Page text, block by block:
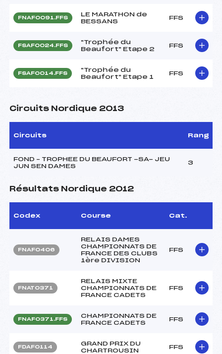
FNAF0091.FFS
LE MARATHON de
BESSANS
FFS
FSAF0024.FFS
"Trophée du
Beaufort" Etape 2
FFS
FSAF0014.FFS
"Trophée du
Beaufort" Etape 1
FFS
Circuits Nordique 2013
Circuits Rang
FOND – TROPHEE DU BEAUFORT -SA- JEU
JUN SEN DAMES
3
Résultats Nordique 2012
Codex Course Cat.
FNAF0406
RELAIS DAMES
CHAMPIONNATS DE
FRANCE DES CLUBS
1ère DIVISION
FFS
FNAT0371
RELAIS MIXTE
CHAMPIONNATS DE
FRANCE CADETS
FFS
FNAF0371.FFS
CHAMPIONNATS DE
FRANCE CADETS
FFS
FDAF0114
GRAND PRIX DU
CHARTROUSIN
FFS